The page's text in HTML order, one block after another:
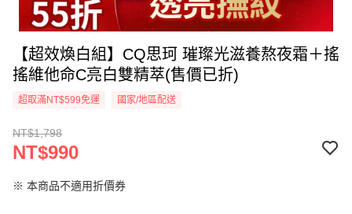
【超效煥白組】CQ思珂 璀璨光滋養熬夜霜＋搖
搖維他命C亮白雙精萃(售價已折)
超取滿NT$599免運 國家/地區配送
NT$1,798
NT$990
※ 本商品不適用折價券